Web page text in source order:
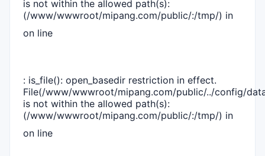
is not within the allowed path(s):
(/www/wwwroot/mipang.com/public/:/tmp/) in
on line
: is_file(): open_basedir restriction in effect.
File(/www/wwwroot/mipang.com/public/../config/
is not within the allowed path(s):
(/www/wwwroot/mipang.com/public/:/tmp/) in
on line